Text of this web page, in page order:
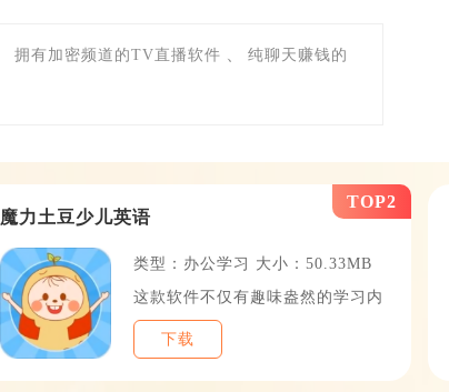
拥有加密频道的TV直播软件 纯聊天赚钱的
魔力土豆少儿英语
类型：办公学习 大小：50.33MB
这款软件不仅有趣味盎然的学习内
下载
TOP2